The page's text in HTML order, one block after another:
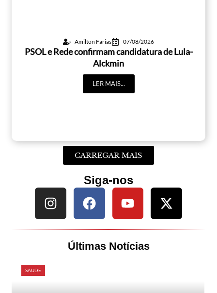
Amilton Farias 07/08/2026
PSOL e Rede confirmam candidatura de Lula-
Alckmin
LER MAIS...
CARREGAR MAIS
Siga-nos
Últimas Notícias
SAÚDE